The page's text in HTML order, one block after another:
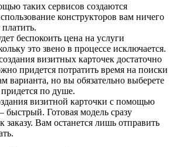
таких сервисов создаются
конструкторов вам ничего
беспокоить цена на услуги
это звено в процессе исключается.
визитных карточек достаточно
придется потратить время на поиски
варианта, но вы обязательно выберете
по душе.
визитной карточки с помощью
быстрый. Готовая модель сразу
заказу. Вам останется лишь отправить